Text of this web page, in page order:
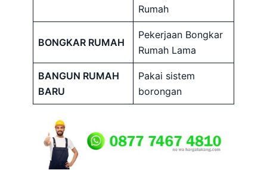
Rumah
BONGKAR RUMAH
Pekerjaan Bongkar
Rumah Lama
BANGUN RUMAH
BARU
Pakai sistem
borongan